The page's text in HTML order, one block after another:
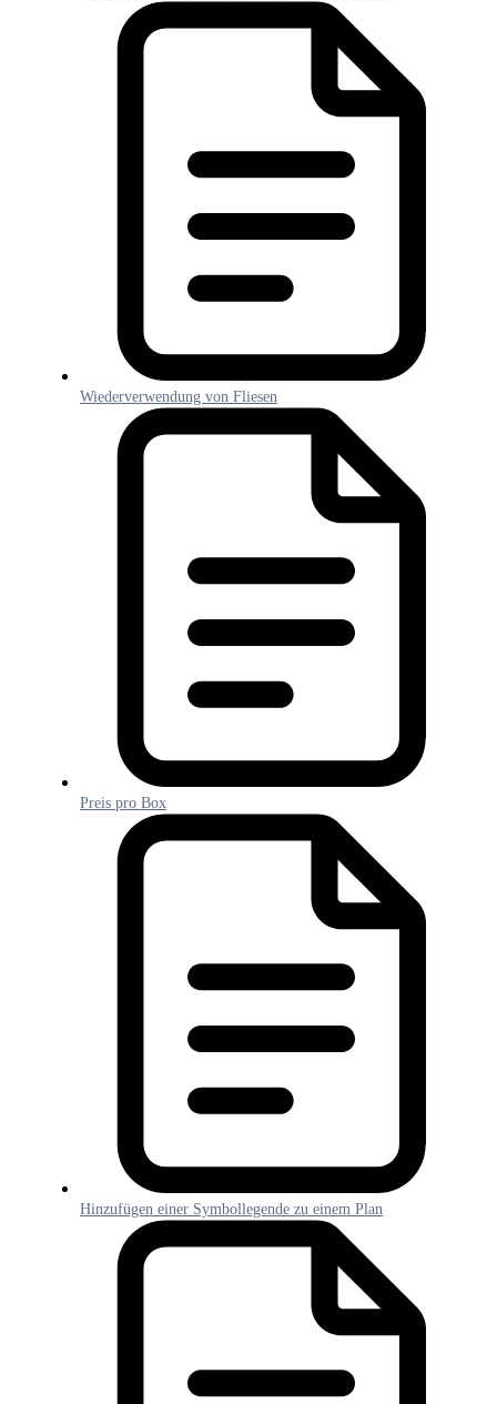
Wiederverwendung von Fliesen
Preis pro Box
Hinzufügen einer Symbollegende zu einem Plan